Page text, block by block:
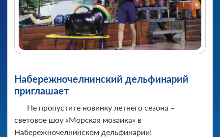
Набережночелнинский дельфинарий
приглашает
Не пропустите новинку летнего сезона –
световое шоу «Морская мозаика» в
Набережночелнинском дельфинарии!